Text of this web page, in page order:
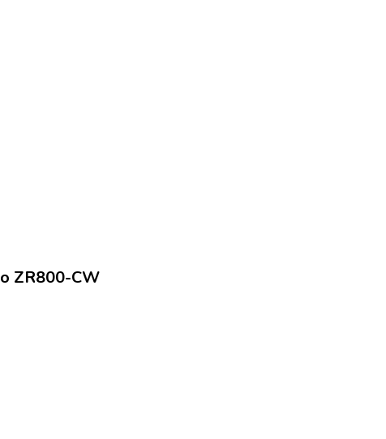
ZR800-CW